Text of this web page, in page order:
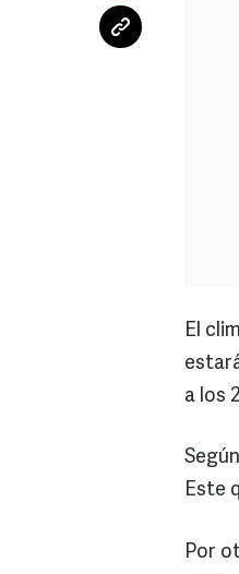
El
a los
Este
Por